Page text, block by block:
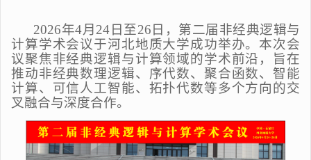
2026年4月24日至26日，第二届非经典逻辑与
计算学术会议于河北地质大学成功举办。本次会
议聚焦非经典逻辑与计算领域的学术前沿，旨在
推动非经典数理逻辑、序代数、聚合函数、智能
计算、可信人工智能、拓扑代数等多个方向的交
叉融合与深度合作。